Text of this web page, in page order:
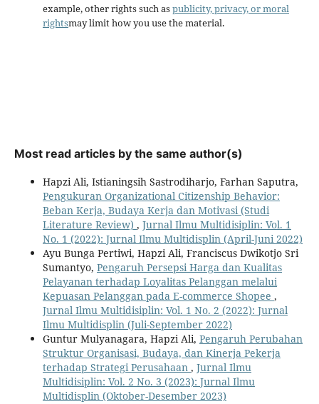
example, other rights such aspublicity, privacy, or moral
rightsmay limit how you use the material.
Most read articles by the same author(s)
Hapzi Ali, Istianingsih Sastrodiharjo, Farhan Saputra,
Pengukuran Organizational Citizenship Behavior:
Beban Kerja, Budaya Kerja dan Motivasi (Studi
Literature Review) , Jurnal Ilmu Multidisiplin: Vol. 1
No. 1 (2022): Jurnal Ilmu Multidisplin (April-Juni 2022)
Ayu Bunga Pertiwi, Hapzi Ali, Franciscus Dwikotjo Sri
Sumantyo, Pengaruh Persepsi Harga dan Kualitas
Pelayanan terhadap Loyalitas Pelanggan melalui
Kepuasan Pelanggan pada E-commerce Shopee ,
Jurnal Ilmu Multidisiplin: Vol. 1 No. 2 (2022): Jurnal
Ilmu Multidisplin (Juli-September 2022)
Guntur Mulyanagara, Hapzi Ali, Pengaruh Perubahan
Struktur Organisasi, Budaya, dan Kinerja Pekerja
terhadap Strategi Perusahaan , Jurnal Ilmu
Multidisiplin: Vol. 2 No. 3 (2023): Jurnal Ilmu
Multidisplin (Oktober-Desember 2023)